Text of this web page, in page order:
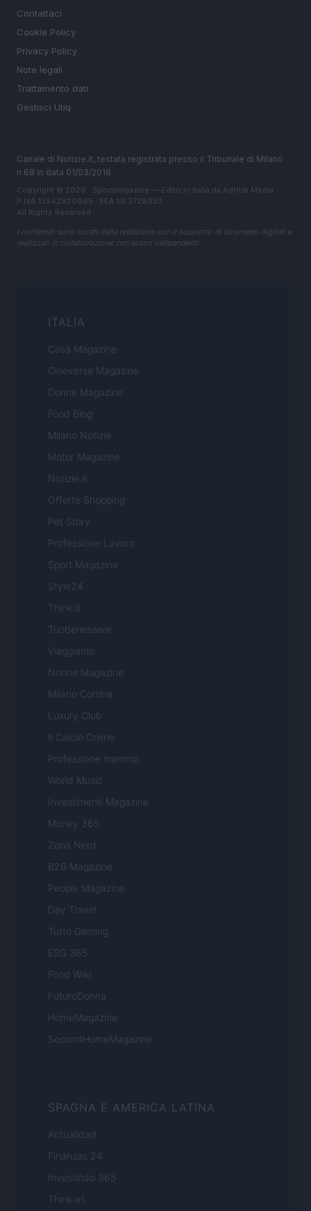
Contattaci
Cookie Policy
Privacy Policy
Note legali
Trattamento dati
Gestisci Utiq
Canale di Notizie.it, testata registrata presso il Tribunale di Milano
n.68 in data 01/03/2018
Copyright © 2026 · Sportmagazine — Edito in Italia da AdHub Media
P.IVA 13542920965 · REA MI 2729933
All Rights Reserved
I contenuti sono curati dalla redazione con il supporto di strumenti digitali e
realizzati in collaborazione con autori indipendenti.
ITALIA
Casa Magazine
Cineverse Magazine
Donne Magazine
Food Blog
Milano Notizie
Motor Magazine
Notizie.it
Offerte Shopping
Pet Story
Professione Lavoro
Sport Magazine
Style24
Think.it
Tuobenessere
Viaggiamo
Nonne Magazine
Milano Cortina
Luxury Club
Il Calcio Online
Professione mamma
World Music
Investimenti Magazine
Money 365
Zona Nerd
B2B Magazine
People Magazine
Day Travel
Tutto Gaming
ESG 365
Food Wiki
FuturoDonna
HomeMagazine
SecondHomeMagazine
SPAGNA E AMERICA LATINA
Actualidad
Finanzas 24
Investindo 365
Think.es